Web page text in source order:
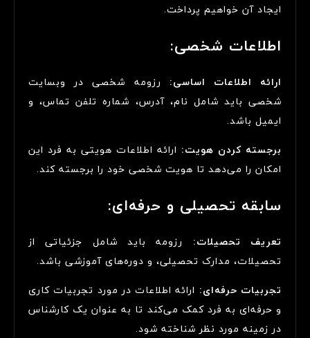
ایجاد آن خواهیم پرداخت.
اطلاعات شخصی:
ارائه اطلاعات اساسی: رزومه شخصی در وبسایت
شخصی باید شامل نام، آدرس، شماره تلفن تماس، و
ایمیل باشد.
برجسته کردن هویت: ارائه اطلاعات هویتی به فرد این
امکان را می‌دهد تا هویت شخصی خود را برجسته کند.
سابقه تحصیلی و حرفه‌ای:
تعریف تحصیلات: رزومه باید شامل جزئیاتی از
تحصیلات، مدارک تحصیلی، و دوره‌های آموزشی باشد.
تجربیات حرفه‌ای: ارائه اطلاعات در مورد تجربیات کاری
و حرفه‌ای به فرد کمک می‌کند تا به عنوان یک کارشناس
در زمینه مورد نظر شناخته شود.